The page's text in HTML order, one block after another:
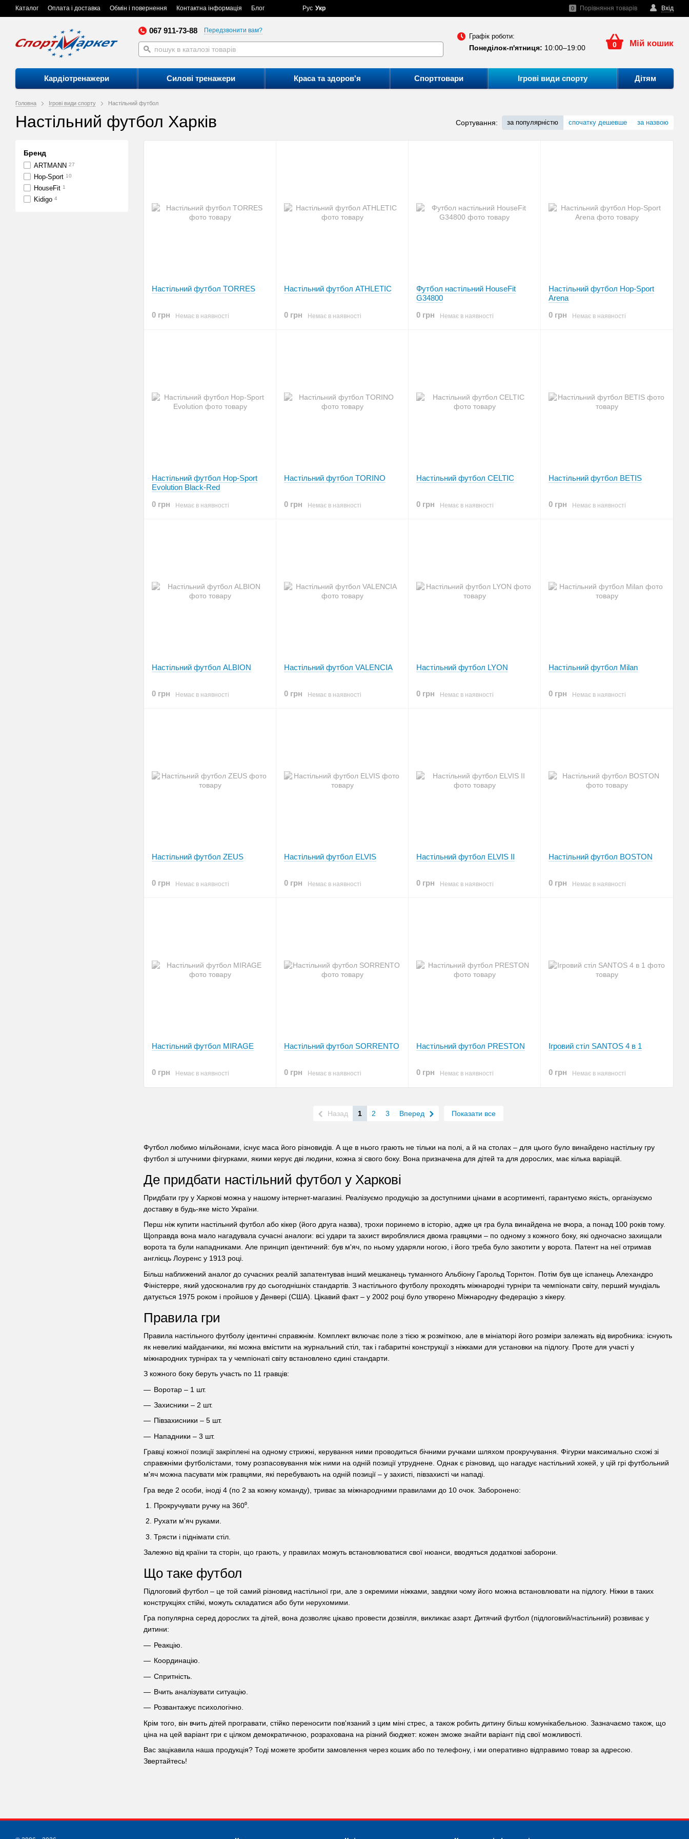
Каталог Оплата і доставка Обмін і повернення Контактна інформація Блог Вхід
0 Порівняння товарів
Рус Укр
067 911-73-88 Передзвонити вам?
Графік роботи:
Понеділок-п'ятниця: 10:00–19:00 0 Мій кошик
Кардіотренажери Силові тренажери Краса та здоров'я Спорттовари Ігрові види спорту Дітям
Головна Ігрові види спорту Настільний футбол
Настільний футбол Харків Сортування: за популярністю спочатку дешевше за назвою
Футбол любимо мільйонами, існує маса його різновидів. А ще в нього грають не тільки на полі, а й на столах – для цього було винайдено настільну гру
футбол зі штучними фігурками, якими керує дві людини, кожна зі свого боку. Вона призначена для дітей та для дорослих, має кілька варіацій.
Де придбати настільний футбол у Харкові
Придбати гру у Харкові можна у нашому інтернет-магазині. Реалізуємо продукцію за доступними цінами в асортименті, гарантуємо якість, організуємо
доставку в будь-яке місто України.
Перш ніж купити настільний футбол або кікер (його друга назва), трохи поринемо в історію, адже ця гра була винайдена не вчора, а понад 100 років тому.
Щоправда вона мало нагадувала сучасні аналоги: всі удари та захист вироблялися двома гравцями – по одному з кожного боку, які одночасно захищали
ворота та були нападниками. Але принцип ідентичний: був м'яч, по ньому ударяли ногою, і його треба було закотити у ворота. Патент на неї отримав
англієць Лоуренс у 1913 році.
Більш наближений аналог до сучасних реалій запатентував інший мешканець туманного Альбіону Гарольд Торнтон. Потім був ще іспанець Алехандро
Фіністерре, який удосконалив гру до сьогоднішніх стандартів. З настільного футболу проходять міжнародні турніри та чемпіонати світу, перший мундіаль
датується 1975 роком і пройшов у Денвері (США). Цікавий факт – у 2002 році було утворено Міжнародну федерацію з кікеру.
Правила гри
Правила настільного футболу ідентичні справжнім. Комплект включає поле з тією ж розміткою, але в мініатюрі його розміри залежать від виробника: існують
як невеликі майданчики, які можна вмістити на журнальний стіл, так і габаритні конструкції з ніжками для установки на підлогу. Проте для участі у
міжнародних турнірах та у чемпіонаті світу встановлено єдині стандарти.
З кожного боку беруть участь по 11 гравців:
Воротар – 1 шт.
Захисники – 2 шт.
Півзахисники – 5 шт.
Нападники – 3 шт.
Гравці кожної позиції закріплені на одному стрижні, керування ними проводиться бічними ручками шляхом прокручування. Фігурки максимально схожі зі
справжніми футболістами, тому розпасовування між ними на одній позиції утруднене. Однак є різновид, що нагадує настільний хокей, у цій грі футбольний
м'яч можна пасувати між гравцями, які перебувають на одній позиції – у захисті, півзахисті чи нападі.
Гра веде 2 особи, іноді 4 (по 2 за кожну команду), триває за міжнародними правилами до 10 очок. Заборонено:
Прокручувати ручку на 360⁰.
Рухати м'яч руками.
Трясти і піднімати стіл.
Залежно від країни та сторін, що грають, у правилах можуть встановлюватися свої нюанси, вводяться додаткові заборони.
Що таке футбол
Підлоговий футбол – це той самий різновид настільної гри, але з окремими ніжками, завдяки чому його можна встановлювати на підлогу. Ніжки в таких
конструкціях стійкі, можуть складатися або бути нерухомими.
Гра популярна серед дорослих та дітей, вона дозволяє цікаво провести дозвілля, викликає азарт. Дитячий футбол (підлоговий/настільний) розвиває у
дитини:
Реакцію.
Координацію.
Спритність.
Вчить аналізувати ситуацію.
Розвантажує психологічно.
Крім того, він вчить дітей програвати, стійко переносити пов'язаний з цим міні стрес, а також робить дитину більш комунікабельною. Зазначаємо також, що
ціна на цей варіант гри є цілком демократичною, розрахована на різний бюджет: кожен зможе знайти варіант під свої можливості.
Вас зацікавила наша продукція? Тоді можете зробити замовлення через кошик або по телефону, і ми оперативно відправимо товар за адресою.
Звертайтесь!
Настільний футбол TORRES
0 грн Немає в наявності
Настільний футбол ATHLETIC
0 грн Немає в наявності
Футбол настільний HouseFit
G34800
0 грн
Немає в наявності
Настільний футбол Hop-Sport
Arena
0 грн
Немає в наявності
Настільний футбол Hop-Sport
Evolution Black-Red
0 грн
Немає в наявності
Настільний футбол TORINO
0 грн Немає в наявності
Настільний футбол CELTIC
0 грн Немає в наявності
Настільний футбол BETIS
0 грн Немає в наявності
Настільний футбол ALBION
0 грн Немає в наявності
Настільний футбол VALENCIA
0 грн Немає в наявності
Настільний футбол LYON
0 грн Немає в наявності
Настільний футбол Milan
0 грн Немає в наявності
Настільний футбол ZEUS
0 грн Немає в наявності
Настільний футбол ELVIS
0 грн Немає в наявності
Настільний футбол ELVIS II
0 грн Немає в наявності
Настільний футбол BOSTON
0 грн Немає в наявності
Настільний футбол MIRAGE
0 грн Немає в наявності
Настільний футбол SORRENTO
0 грн Немає в наявності
Настільний футбол PRESTON
0 грн Немає в наявності
Ігровий стіл SANTOS 4 в 1
0 грн Немає в наявності
Назад 1 2 3 Вперед Показати все
Бренд
ARTMANN 27
Hop-Sport 10
HouseFit 1
Kidigo 4